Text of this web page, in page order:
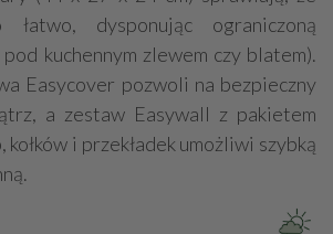
łatwo, dysponując ograniczoną
kuchennym zlewem czy blatem).
Easycover pozwoli na bezpieczny
a zestaw Easywall z pakietem
i przekładek umożliwi szybką